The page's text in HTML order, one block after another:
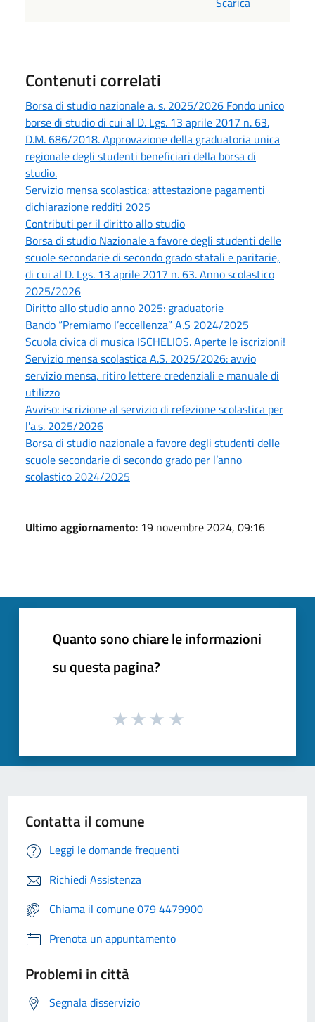
Contenuti correlati
Borsa di studio nazionale a. s. 2025/2026 Fondo unico
borse di studio di cui al D. Lgs. 13 aprile 2017 n. 63.
D.M. 686/2018. Approvazione della graduatoria unica
regionale degli studenti beneficiari della borsa di
studio.
Servizio mensa scolastica: attestazione pagamenti
dichiarazione redditi 2025
Contributi per il diritto allo studio
Borsa di studio Nazionale a favore degli studenti delle
scuole secondarie di secondo grado statali e paritarie,
di cui al D. Lgs. 13 aprile 2017 n. 63. Anno scolastico
2025/2026
Diritto allo studio anno 2025: graduatorie
Bando “Premiamo l’eccellenza” A.S 2024/2025
Scuola civica di musica ISCHELIOS. Aperte le iscrizioni!
Servizio mensa scolastica A.S. 2025/2026: avvio
servizio mensa, ritiro lettere credenziali e manuale di
utilizzo
Avviso: iscrizione al servizio di refezione scolastica per
l'a.s. 2025/2026
Borsa di studio nazionale a favore degli studenti delle
scuole secondarie di secondo grado per l’anno
scolastico 2024/2025
Ultimo aggiornamento: 19 novembre 2024, 09:16
Quanto sono chiare le informazioni
su questa pagina?
Contatta il comune
Leggi le domande frequenti
Richiedi Assistenza
Chiama il comune 079 4479900
Prenota un appuntamento
Problemi in città
Segnala disservizio